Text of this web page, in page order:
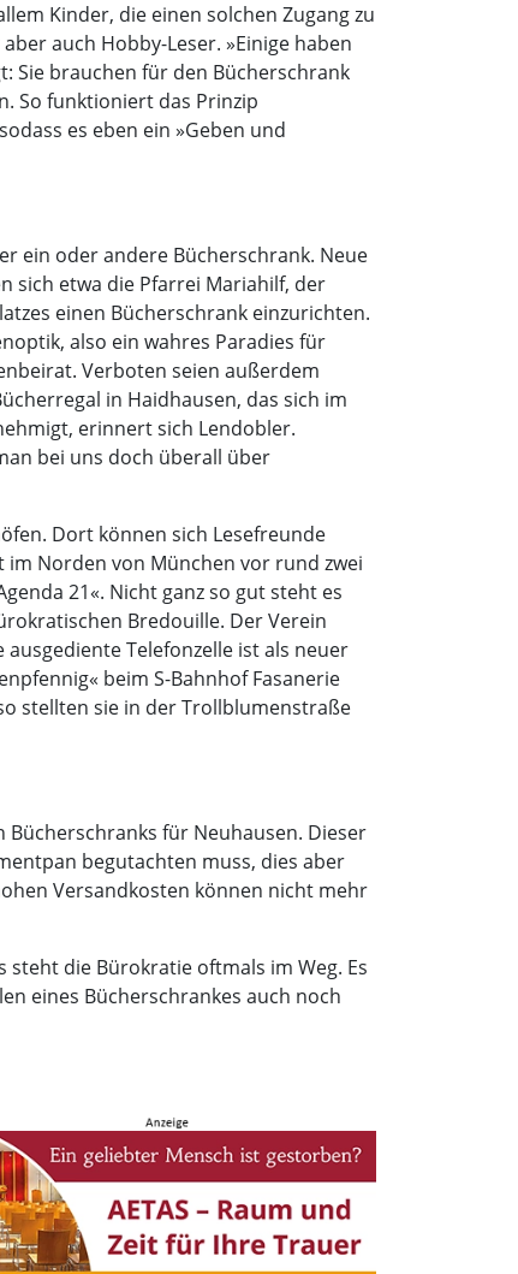
Kinder, die einen solchen Zugang zu
auch Hobby-Leser. »Einige haben
Sie brauchen für den Bücherschrank
So funktioniert das Prinzip
es eben ein »Geben und
ein oder andere Bücherschrank. Neue
sich etwa die Pfarrei Mariahilf, der
einen Bücherschrank einzurichten.
also ein wahres Paradies für
Verboten seien außerdem
in Haidhausen, das sich im
erinnert sich Lendobler.
bei uns doch überall über
Dort können sich Lesefreunde
im Norden von München vor rund zwei
21«. Nicht ganz so gut steht es
Bredouille. Der Verein
Telefonzelle ist als neuer
beim S-Bahnhof Fasanerie
stellten sie in der Trollblumenstraße
Bücherschranks für Neuhausen. Dieser
begutachten muss, dies aber
Versandkosten können nicht mehr
die Bürokratie oftmals im Weg. Es
eines Bücherschrankes auch noch